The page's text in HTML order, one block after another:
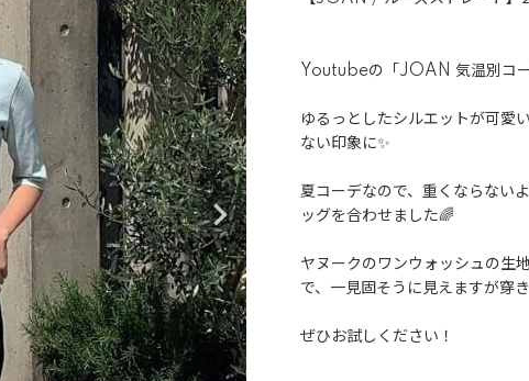
Youtubeの「JOAN 気温別コー
ゆるっとしたシルエットが可愛
ない印象に✨
夏コーデなので、重くならない
ッグを合わせました🌈
ヤヌークのワンウォッシュの生
で、一見固そうに見えますが穿
ぜひお試しください！